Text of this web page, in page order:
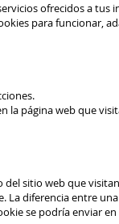
ofrecidos a tus
para funcionar,
la página web que
sitio web que
La diferencia entre
se podría enviar